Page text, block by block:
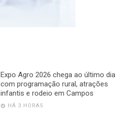
Expo Agro 2026 chega ao último dia
com programação rural, atrações
infantis e rodeio em Campos
HÁ 3 HORAS